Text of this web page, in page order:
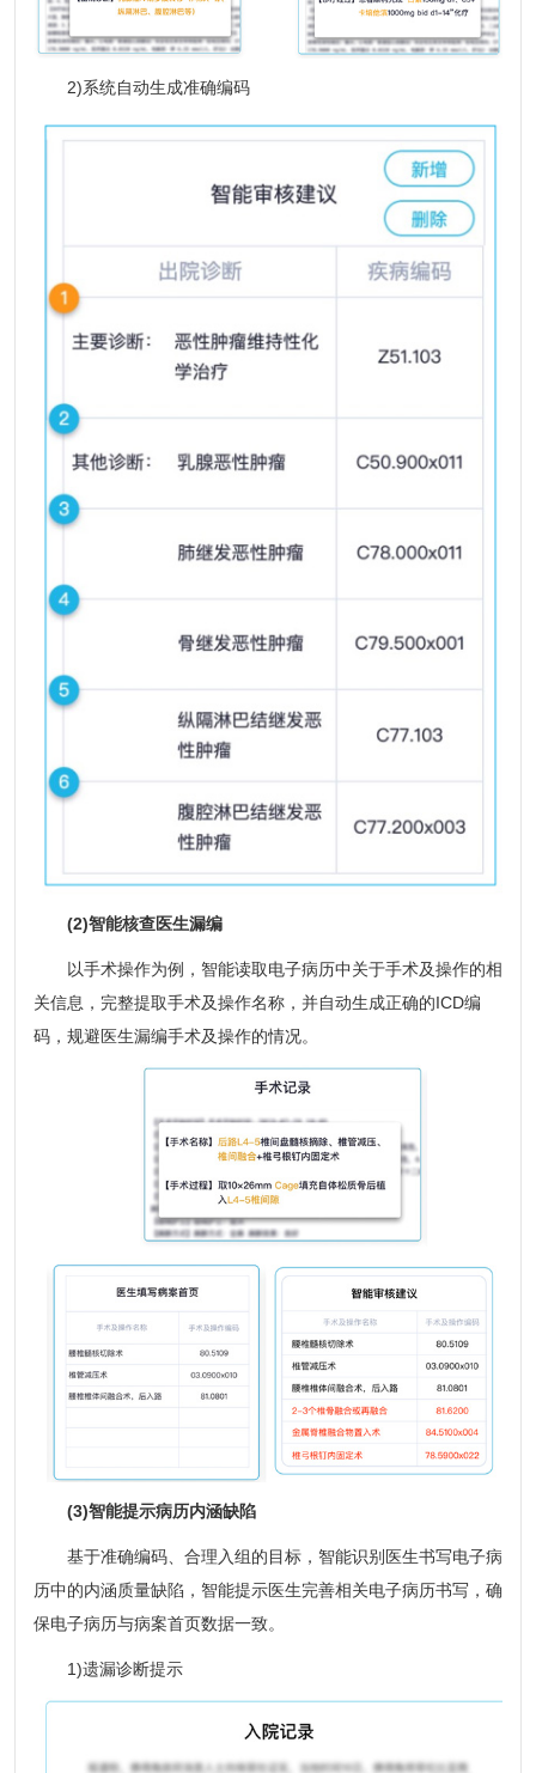
2)系统自动生成准确编码
(2)智能核查医生漏编
以手术操作为例，智能读取电子病历中关于手术及操作的相
关信息，完整提取手术及操作名称，并自动生成正确的ICD编
码，规避医生漏编手术及操作的情况。
(3)智能提示病历内涵缺陷
基于准确编码、合理入组的目标，智能识别医生书写电子病
历中的内涵质量缺陷，智能提示医生完善相关电子病历书写，确
保电子病历与病案首页数据一致。
1)遗漏诊断提示